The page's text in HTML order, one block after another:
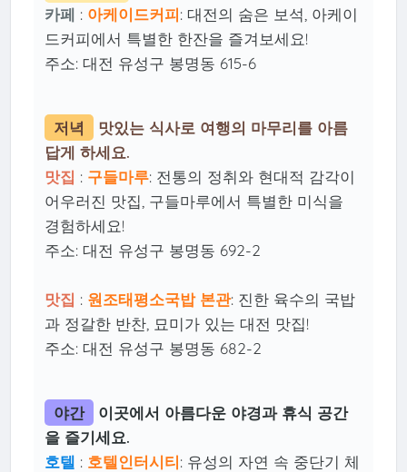
카페 : 아케이드커피: 대전의 숨은 보석, 아케이
드커피에서 특별한 한잔을 즐겨보세요!
주소: 대전 유성구 봉명동 615-6
저녁
맛있는 식사로 여행의 마무리를 아름
답게 하세요.
맛집 : 구들마루: 전통의 정취와 현대적 감각이
어우러진 맛집, 구들마루에서 특별한 미식을
경험하세요!
주소: 대전 유성구 봉명동 692-2
맛집 : 원조태평소국밥 본관: 진한 육수의 국밥
과 정갈한 반찬, 묘미가 있는 대전 맛집!
주소: 대전 유성구 봉명동 682-2
야간
이곳에서 아름다운 야경과 휴식 공간
을 즐기세요.
호텔 : 호텔인터시티: 유성의 자연 속 중단기 체